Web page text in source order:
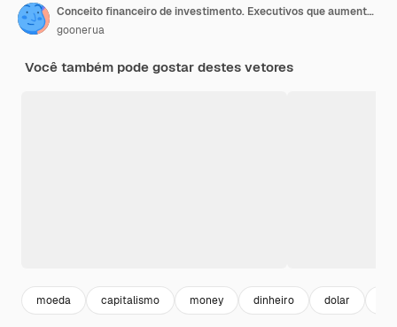
Conceito financeiro de investimento. Executivos que aumentam o capital e os lucros. Riqueza e economia com personagens. Ganhos em dinheiro.
goonerua
Você também pode gostar destes vetores
moeda capitalismo money dinheiro dolar